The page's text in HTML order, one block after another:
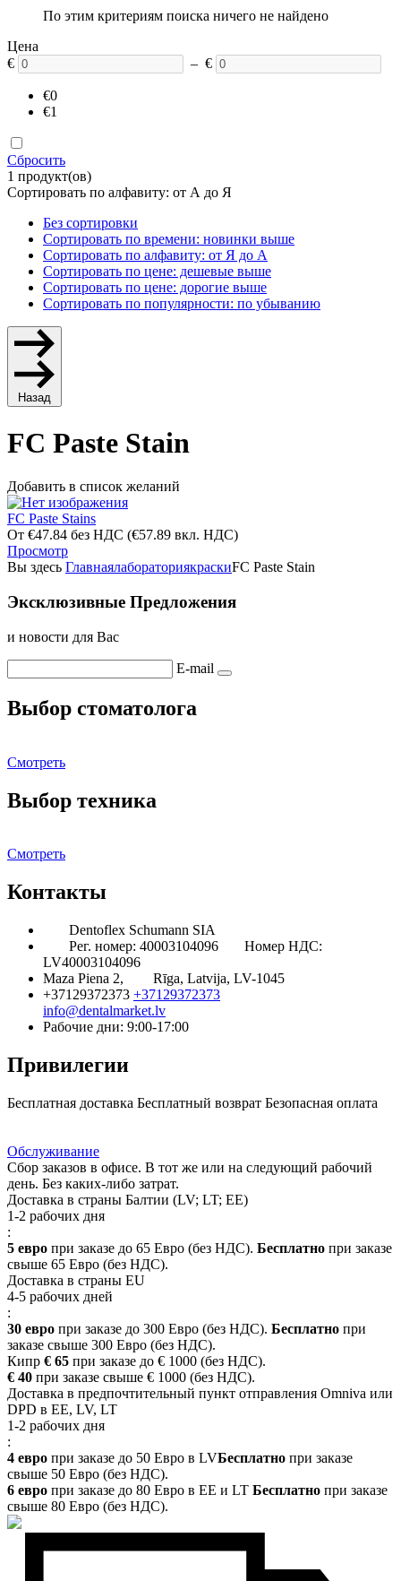
По этим критериям поиска ничего не найдено
Цена
€
– €
€0
€1
Сбросить
1 продукт(ов)
Сортировать по алфавиту: от А до Я
Без сортировки
Сортировать по времени: новинки выше
Сортировать по алфавиту: от Я до А
Сортировать по цене: дешевые выше
Сортировать по цене: дорогие выше
Сортировать по популярности: по убыванию
Назад
FC Paste Stain
Добавить в список желаний
FC Paste Stains
От €47.84 без НДС (€57.89 вкл. НДС)
Просмотр
Вы здесь ГлавнаялабораториякраскиFC Paste Stain
Эксклюзивные Предложения
и новости для Вас
E-mail
Выбор стоматолога
Смотреть
Выбор техника
Смотреть
Контакты
Dentoflex Schumann SIA
Рег. номер: 40003104096
Номер НДС:
LV40003104096
Maza Piena 2,
Rīga, Latvija, LV-1045
+37129372373 +37129372373
info@dentalmarket.lv
Рабочие дни: 9:00-17:00
Привилегии
Бесплатная доставка Бесплатный возврат Безопасная оплата
Обслуживание
Сбор заказов в офисе. В тот же или на следующий рабочий
день. Без каких-либо затрат.
Доставка в страны Балтии (LV; LT; EE)
1-2 рабочих дня
:
5 евро при заказе до 65 Евро (без НДС). Бесплатно при заказе
свыше 65 Евро (без НДС).
Доставка в страны EU
4-5 рабочих дней
:
30 евро при заказе до 300 Евро (без НДС). Бесплатно при
заказе свыше 300 Евро (без НДС).
Кипр € 65 при заказе до € 1000 (без НДС).
€ 40 при заказе свыше € 1000 (без НДС).
Доставка в предпочтительный пункт отправления Omniva или
DPD в EE, LV, LT
1-2 рабочих дня
:
4 евро при заказе до 50 Евро в LVБесплатно при заказе
свыше 50 Евро (без НДС).
6 евро при заказе до 80 Евро в EE и LT Бесплатно при заказе
свыше 80 Евро (без НДС).